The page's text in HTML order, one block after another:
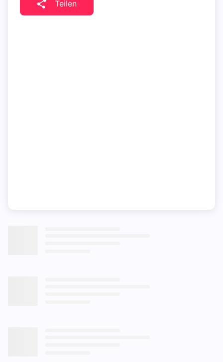
Teilen